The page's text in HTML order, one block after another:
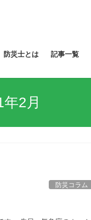
防災士とは 記事一覧
2月
防災コラム